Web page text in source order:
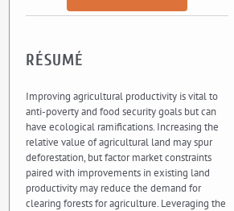
RÉSUMÉ
Improving agricultural productivity is vital to
anti-poverty and food security goals but can
have ecological ramifications. Increasing the
relative value of agricultural land may spur
deforestation, but factor market constraints
paired with improvements in existing land
productivity may reduce the demand for
clearing forests for agriculture. Leveraging the